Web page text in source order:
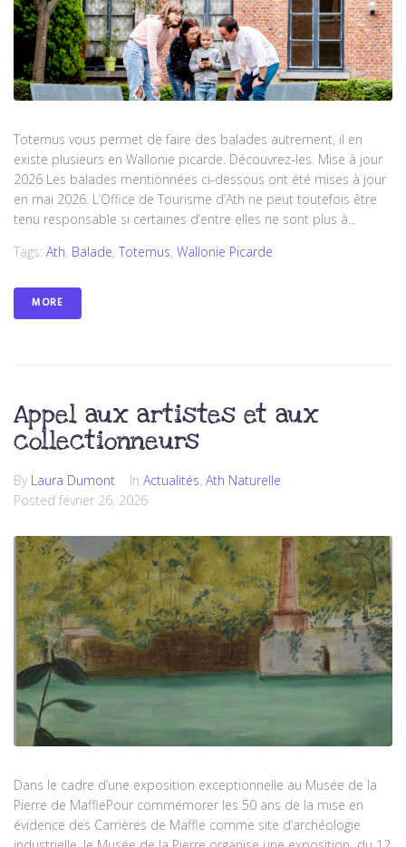
Totemus vous permet de faire des balades autrement, il en
existe plusieurs en Wallonie picarde. Découvrez-les. Mise à jour
2026 Les balades mentionnées ci-dessous ont été mises à jour
en mai 2026. L’Office de Tourisme d’Ath ne peut toutefois être
tenu responsable si certaines d’entre elles ne sont plus à...
Tags: Ath, Balade, Totemus, Wallonie Picarde
MORE
Appel aux artistes et aux
collectionneurs
By Laura Dumont In Actualités, Ath Naturelle
Posted février 26, 2026
Dans le cadre d’une exposition exceptionnelle au Musée de la
Pierre de MafflePour commémorer les 50 ans de la mise en
évidence des Carrières de Maffle comme site d’archéologie